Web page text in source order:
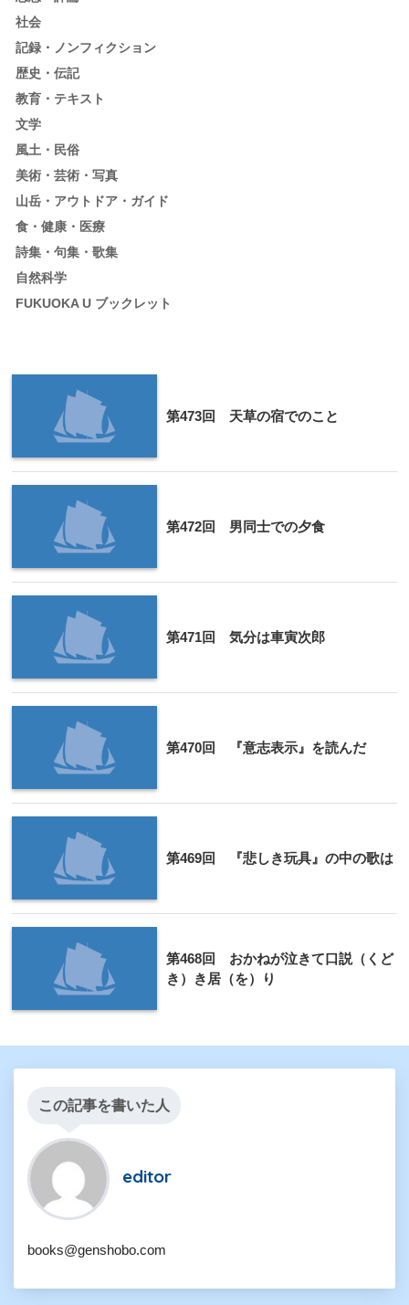
社会
記録・ノンフィクション
歴史・伝記
教育・テキスト
文学
風土・民俗
美術・芸術・写真
山岳・アウトドア・ガイド
食・健康・医療
詩集・句集・歌集
自然科学
FUKUOKA U ブックレット
第473回 天草の宿でのこと
第472回 男同士での夕食
第471回 気分は車寅次郎
第470回 『意志表示』を読んだ
第469回 『悲しき玩具』の中の歌は
第468回 おかねが泣きて口説（くど
き）き居（を）り
この記事を書いた人
editor
books@genshobo.com